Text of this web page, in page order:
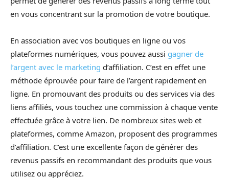
en vous concentrant sur la promotion de votre boutique.
En association avec vos boutiques en ligne ou vos
plateformes numériques, vous pouvez aussi gagner de
l’argent avec le marketing d’affiliation. C’est en effet une
méthode éprouvée pour faire de l’argent rapidement en
ligne. En promouvant des produits ou des services via des
liens affiliés, vous touchez une commission à chaque vente
effectuée grâce à votre lien. De nombreux sites web et
plateformes, comme Amazon, proposent des programmes
d’affiliation. C’est une excellente façon de générer des
revenus passifs en recommandant des produits que vous
utilisez ou appréciez.